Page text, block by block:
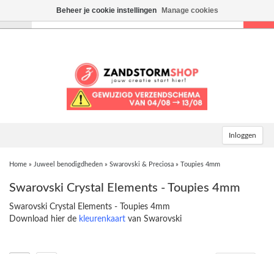
Inloggen
Home » Juweel benodigdheden » Swarovski & Preciosa » Toupies 4mm
Swarovski Crystal Elements - Toupies 4mm
Swarovski Crystal Elements - Toupies 4mm
Download hier de kleurenkaart van Swarovski
Beheer je cookie instellingen Manage cookies